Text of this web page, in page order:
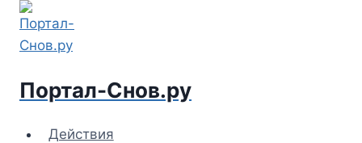
Перейти
содержимому
Портал-Снов.ру
Действия